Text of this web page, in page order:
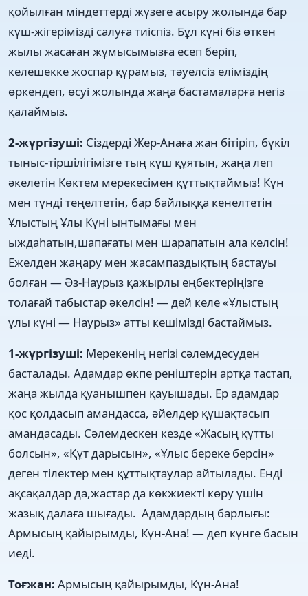
қойылған міндеттерді жүзеге асыру жолында бар
күш-жігерімізді салуға тиіспіз. Бұл күні біз өткен
жылы жасаған жұмысымызға есеп беріп,
келешекке жоспар құрамыз, тәуелсіз еліміздің
өркендеп, өсуі жолында жаңа бастамаларға негіз
қалаймыз.
2-жүргізуші: Сіздерді Жер-Анаға жан бітіріп, бүкіл
тыныс-тіршілігімізге тың күш құятын, жаңа леп
әкелетін Көктем мерекесімен құттықтаймыз! Күн
мен түнді теңелтетін, бар байлыққа кенелтетін
Ұлыстың Ұлы Күні ынтымағы мен
ыждаһатын,шапағаты мен шарапатын ала келсін!
Ежелден жаңару мен жасампаздықтың бастауы
болған — Әз-Наурыз қажырлы еңбектеріңізге
толағай табыстар әкелсін! — дей келе «Ұлыстың
ұлы күні — Наурыз» атты кешімізді бастаймыз.
1-жүргізуші: Мерекенің негізі сәлемдесуден
басталады. Адамдар өкпе реніштерін артқа тастап,
жаңа жылда қуанышпен қауышады. Ер адамдар
қос қолдасып амандасса, әйелдер құшақтасып
амандасады. Сәлемдескен кезде «Жасың құтты
болсын», «Құт дарысын», «Ұлыс береке берсін»
деген тілектер мен құттықтаулар айтылады. Енді
ақсақалдар да,жастар да көкжиекті көру үшін
жазық далаға шығады. Адамдардың барлығы:
Армысың қайырымды, Күн-Ана! — деп күнге басын
иеді.
Тоғжан: Армысың қайырымды, Күн-Ана!